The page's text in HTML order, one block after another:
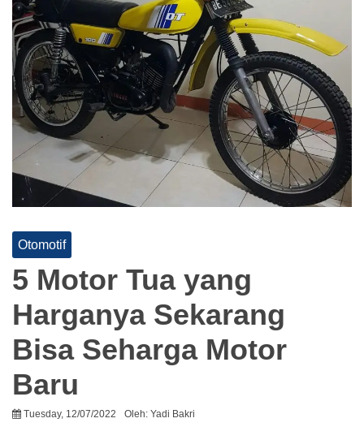
Otomotif
5 Motor Tua yang
Harganya Sekarang
Bisa Seharga Motor
Baru
Tuesday, 12/07/2022 Oleh: Yadi Bakri